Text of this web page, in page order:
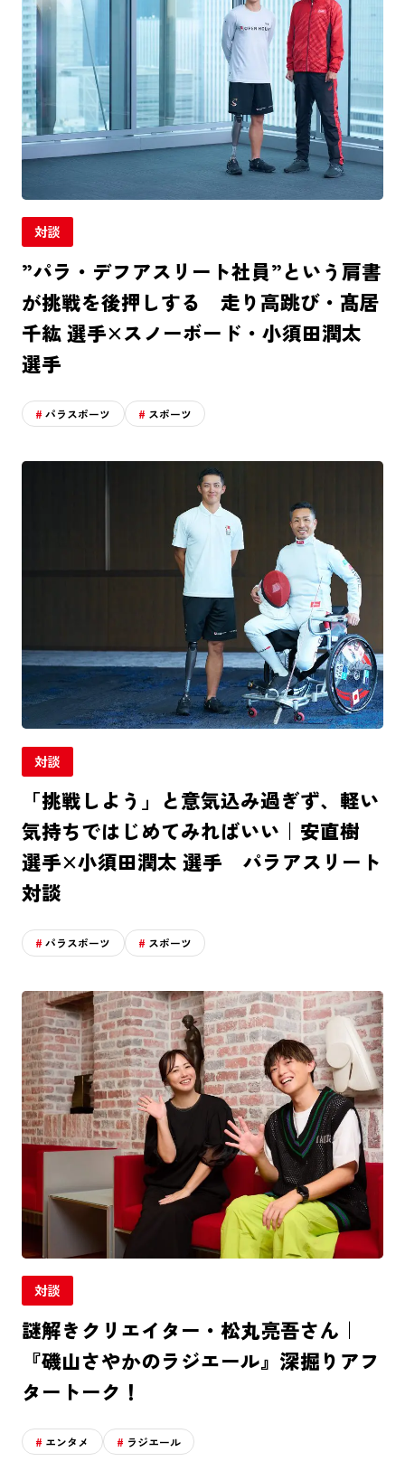
応援事例
プライバシーポリシー お問い合わせ
タグ一覧
クリエイター
先進テクノロジー パラスポーツ
群馬クレインサンダーズ コミュニティ
エンタメ
対談
”パラ・デフアスリート社員”という肩書
が挑戦を後押しする 走り高跳び・髙居
千紘 選手×スノーボード・小須田潤太
選手
パラスポーツ スポーツ
対談
「挑戦しよう」と意気込み過ぎず、軽い
気持ちではじめてみればいい｜安直樹
選手×小須田潤太 選手 パラアスリート
対談
パラスポーツ スポーツ
対談
謎解きクリエイター・松丸亮吾さん｜
『磯山さやかのラジエール』深掘りアフ
タートーク！
エンタメ ラジエール